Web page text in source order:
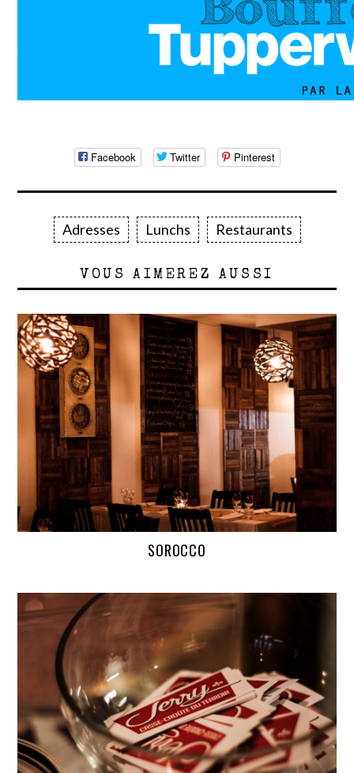
Facebook Twitter Pinterest
Adresses Lunchs Restaurants
VOUS AIMEREZ AUSSI
SOROCCO